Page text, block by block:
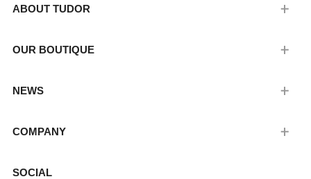
ABOUT TUDOR
OUR BOUTIQUE
NEWS
COMPANY
SOCIAL